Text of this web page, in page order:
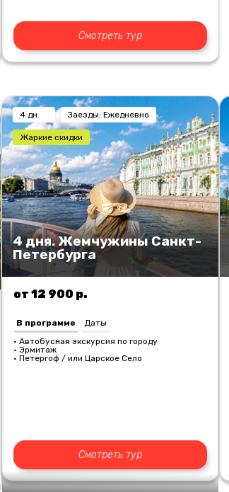
Смотреть тур
4 дн. Заезды: Ежедневно
Жаркие скидки
4 дня. Жемчужины Санкт-
Петербурга
от 12 900 р.
В программе
Даты
• Автобусная экскурсия по городу
• Эрмитаж
• Петергоф / или Царское Село
Смотреть тур